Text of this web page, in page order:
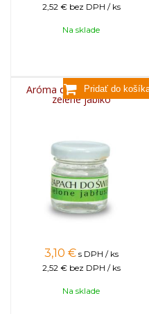
2,52 € bez DPH / ks
Na sklade
Aróma do sviečok, 25g -
zelené jablko
3,10 € s DPH / ks
2,52 € bez DPH / ks
Na sklade